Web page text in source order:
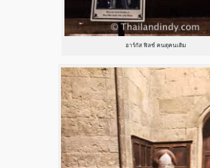
อาร์กัส ฟิลช์ คนดุคนเดิม